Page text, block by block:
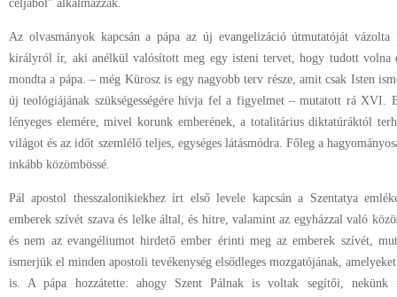
céljából” alkalmazzák.
Az olvasmányok kapcsán a pápa az új evangelizáció útmutatóját
királyról ír, aki anélkül valósított meg egy isteni tervet, hogy tudott volna
mondta a pápa. – még Kürosz is egy nagyobb terv része, amit csak Isten
új teológiájának szükségességére hívja fel a figyelmet – mutatott rá XVI.
lényeges elemére, mivel korunk emberének, a totalitárius diktatúráktól
világot és az időt szemlélő teljes, egységes látásmódra. Főleg a
inkább közömbössé.
Pál apostol thesszalonikiekhez írt első levele kapcsán a Szentatya
emberek szívét szava és lelke által, és hitre, valamint az egyházzal való
és nem az evangéliumot hirdető ember érinti meg az emberek szívét,
ismerjük el minden apostoli tevékenység elsődleges mozgatójának,
is. A pápa hozzátette: ahogy Szent Pálnak is voltak segítői, nekünk